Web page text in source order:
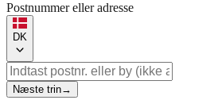
Postnummer eller adresse
DK
Næste trin→